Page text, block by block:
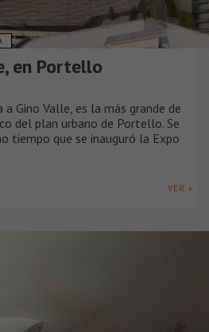
en Portello
a Gino Valle, es la más grande de
del plan urbano de Portello. Se
tiempo que se inauguró la Expo
VER +